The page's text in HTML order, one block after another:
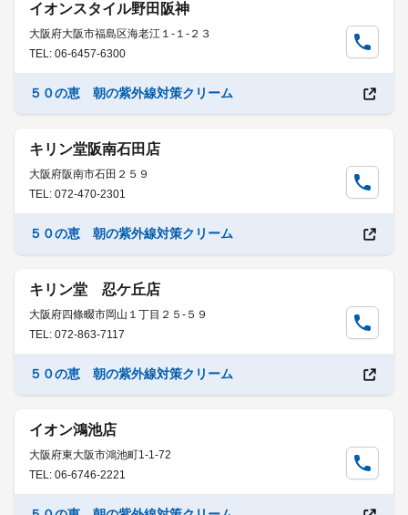
イオンスタイル野田阪神
大阪府大阪市福島区海老江１-１-２３
TEL: 06-6457-6300
５０の恵 朝の紫外線対策クリーム
キリン堂阪南石田店
大阪府阪南市石田２５９
TEL: 072-470-2301
５０の恵 朝の紫外線対策クリーム
キリン堂 忍ケ丘店
大阪府四條畷市岡山１丁目２５-５９
TEL: 072-863-7117
５０の恵 朝の紫外線対策クリーム
イオン鴻池店
大阪府東大阪市鴻池町1-1-72
TEL: 06-6746-2221